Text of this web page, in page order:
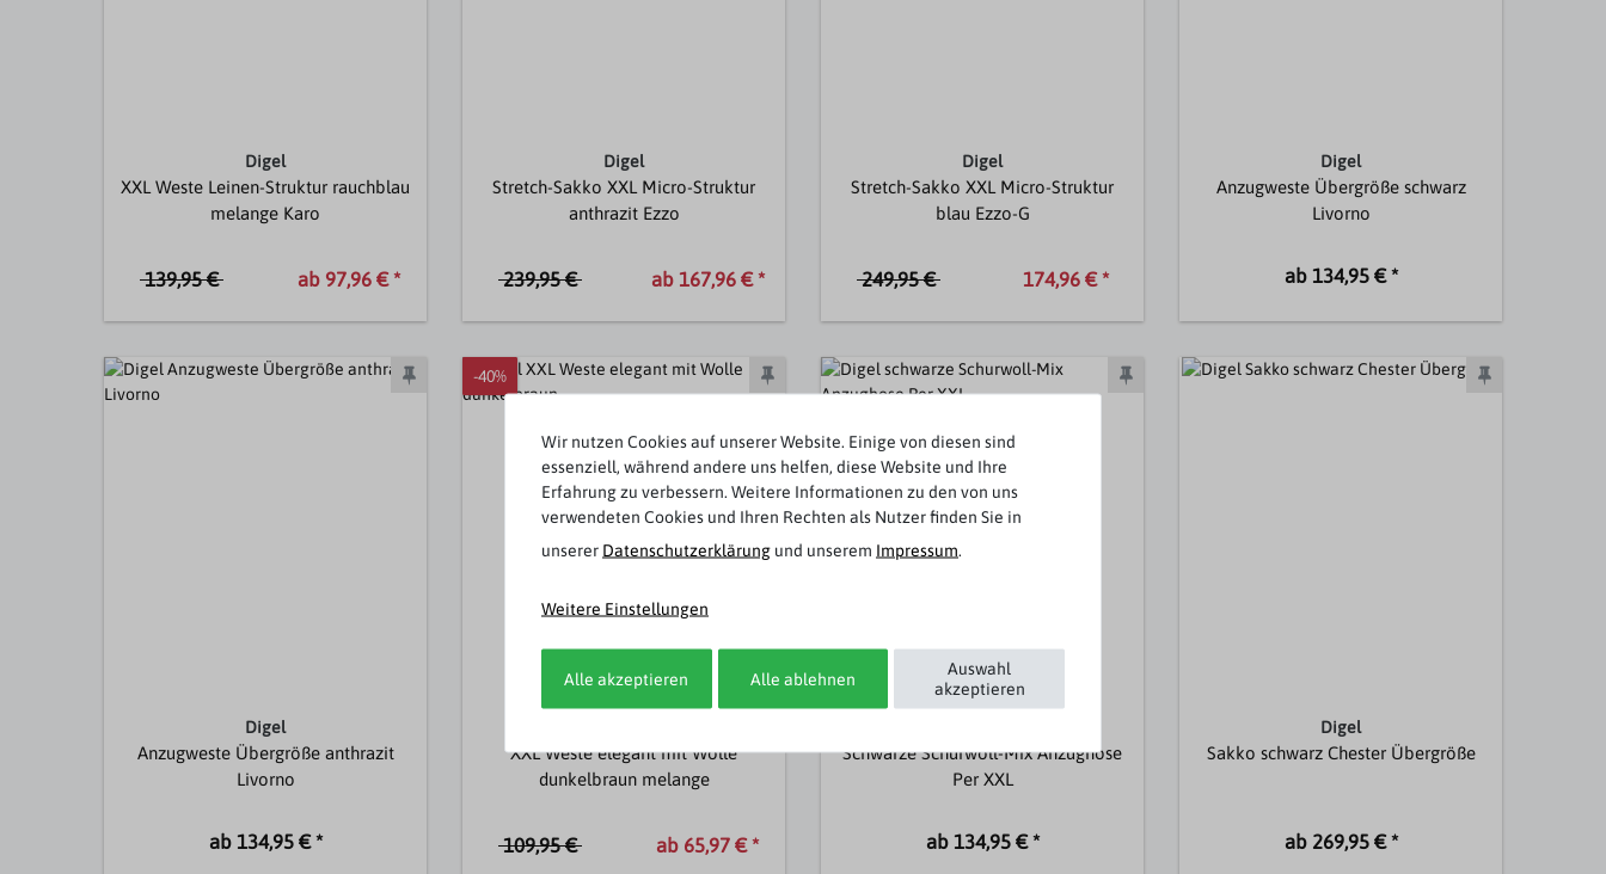
Digel
XXL Weste Leinen-Struktur rauchblau
melange Karo
139,95 € ab 97,96 € *
Digel
Stretch-Sakko XXL Micro-Struktur
anthrazit Ezzo
239,95 € ab 167,96 € *
Digel
Stretch-Sakko XXL Micro-Struktur
blau Ezzo-G
249,95 € 174,96 € *
Digel
Anzugweste Übergröße schwarz
Livorno
ab 134,95 € *
Digel
Anzugweste Übergröße anthrazit
Livorno
ab 134,95 € *
-40%
XXL Weste elegant mit Wolle
dunkelbraun melange
109,95 € ab 65,97 € *
Schwarze Schurwoll-Mix Anzughose
Per XXL
ab 134,95 € *
Digel
Sakko schwarz Chester Übergröße
ab 269,95 € *
Wir nutzen Cookies auf unserer Website. Einige von diesen sind
essenziell, während andere uns helfen, diese Website und Ihre
Erfahrung zu verbessern. Weitere Informationen zu den von uns
verwendeten Cookies und Ihren Rechten als Nutzer finden Sie in
unserer Daten­schutz­erklärung und unserem Impressum.
Weitere Einstellungen
Alle akzeptieren Alle ablehnen
Auswahl
akzeptieren